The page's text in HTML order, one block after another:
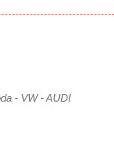
- VW - AUDI